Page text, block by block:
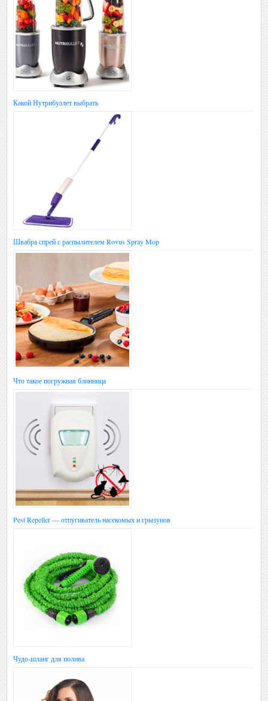
Какой Нутрибуллет выбрать
Швабра спрей с распылителем Rovus Spray Mop
Что такое погружная блинница
Pest Repeller — отпугиватель насекомых и грызунов
Чудо-шланг для полива